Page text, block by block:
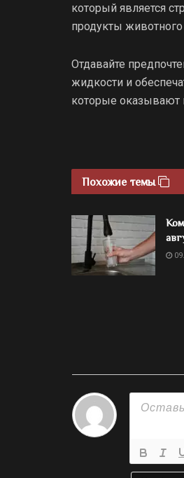
который является
продукты
Отдавайте
жидкости и
которые оказывают
Похожие темы